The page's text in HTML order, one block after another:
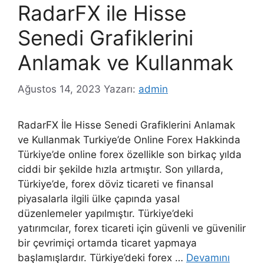
RadarFX ile Hisse
Senedi Grafiklerini
Anlamak ve Kullanmak
Ağustos 14, 2023 Yazarı: admin
RadarFX İle Hisse Senedi Grafiklerini Anlamak
ve Kullanmak Turkiye’de Online Forex Hakkinda
Türkiye’de online forex özellikle son birkaç yılda
ciddi bir şekilde hızla artmıştır. Son yıllarda,
Türkiye’de, forex döviz ticareti ve finansal
piyasalarla ilgili ülke çapında yasal
düzenlemeler yapılmıştır. Türkiye’deki
yatırımcılar, forex ticareti için güvenli ve güvenilir
bir çevrimiçi ortamda ticaret yapmaya
başlamışlardır. Türkiye’deki forex … Devamını